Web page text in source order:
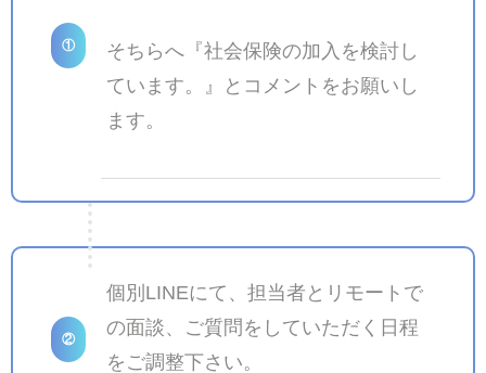
①
そちらへ『社会保険の加入を検討し
ています。』とコメントをお願いし
ます。
②
個別LINEにて、担当者とリモートで
の面談、ご質問をしていただく日程
をご調整下さい。